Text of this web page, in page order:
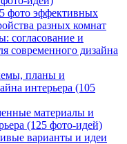
фото эффективных
разных комнат
согласование и
современного дизайна
планы и
интерьера (105
материалы и
(125 фото-идей)
варианты и идеи